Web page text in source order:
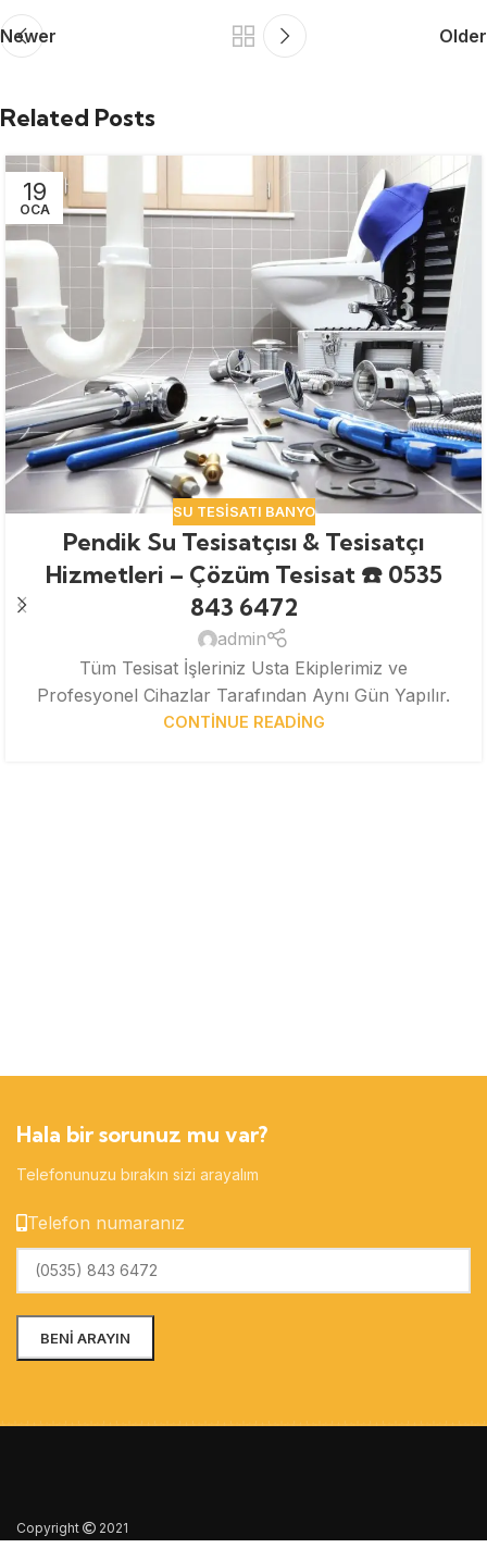
Newer Older
Related Posts
19
OCA
SU TESISATI BANYO
Pendik Su Tesisatçısı & Tesisatçı
Hizmetleri – Çözüm Tesisat ☎️ 0535
843 6472
admin
Tüm Tesisat İşleriniz Usta Ekiplerimiz ve
Profesyonel Cihazlar Tarafından Aynı Gün Yapılır.
CONTINUE READING
Hala bir sorunuz mu var?
Telefonunuzu bırakın sizi arayalım
Telefon numaranız
Copyright 2021